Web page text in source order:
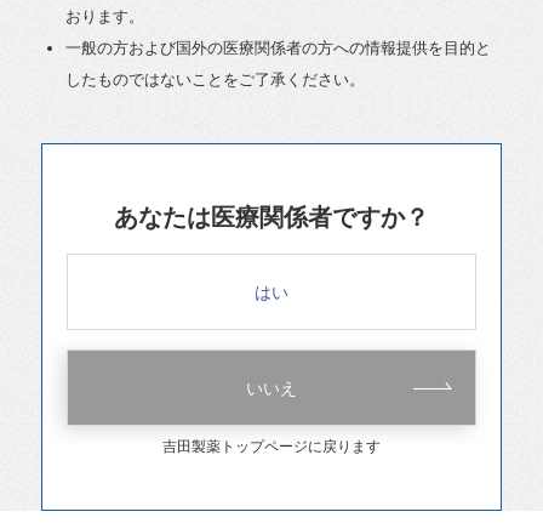
おります。
一般の方および国外の医療関係者の方への情報提供を目的と
したものではないことをご了承ください。
あなたは医療関係者ですか？
はい
いいえ
吉田製薬トップページに戻ります